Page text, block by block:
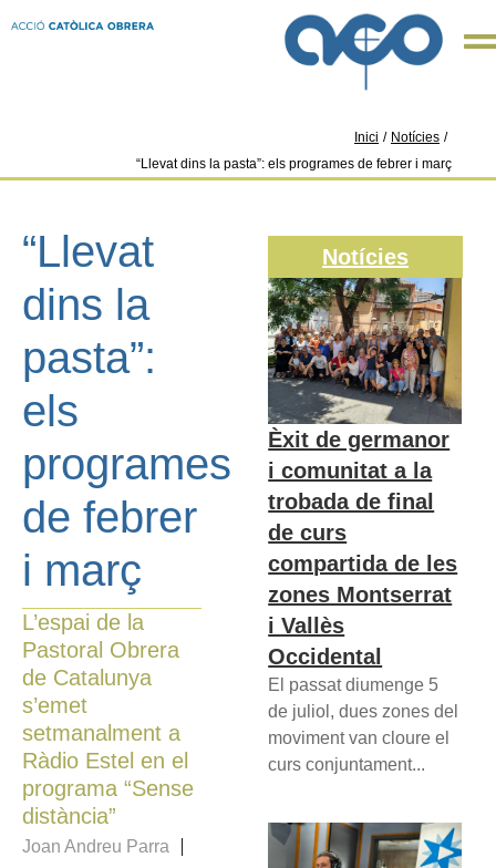
Inici / Notícies /
“Llevat dins la pasta”: els programes de febrer i març
“Llevat
dins la
pasta”:
els
programes
de febrer
i març
L’espai de la
Pastoral Obrera
de Catalunya
s’emet
setmanalment a
Ràdio Estel en el
programa “Sense
distància”
Joan Andreu Parra
Notícies
Èxit de germanor
i comunitat a la
trobada de final
de curs
compartida de les
zones Montserrat
i Vallès
Occidental
El passat diumenge 5
de juliol, dues zones del
moviment van cloure el
curs conjuntament...